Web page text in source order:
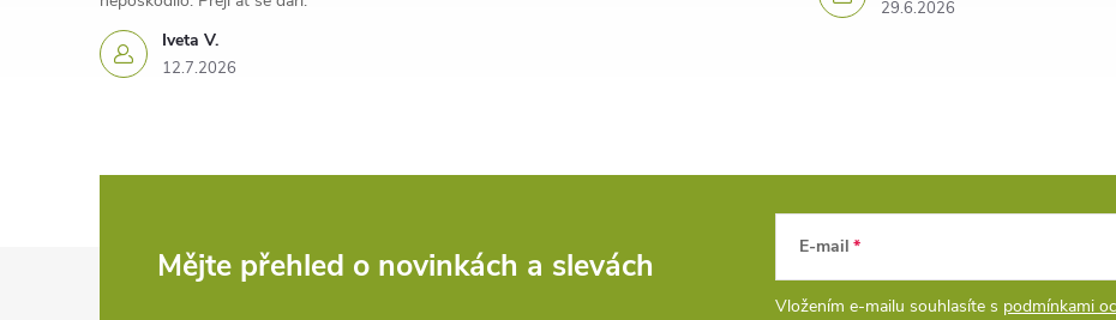
Iveta V.
12.7.2026
29.6.2026
Mějte přehled o novinkách a slevách E-mail
Vložením e-mailu souhlasíte s podmínkami